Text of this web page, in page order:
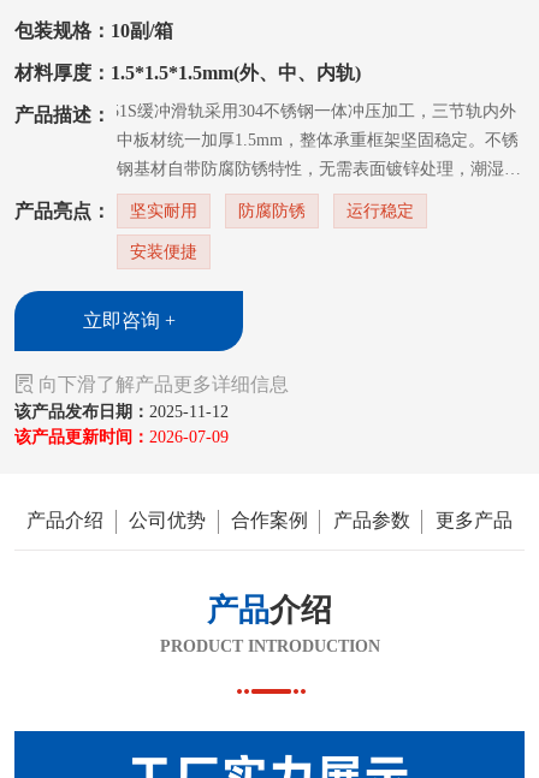
包装规格：10副/箱
材料厚度：1.5*1.5*1.5mm(外、中、内轨)
产品描述：E1551S缓冲滑轨采用304不锈钢一体冲压加工，三节轨内外
中板材统一加厚1.5mm，整体承重框架坚固稳定。不锈
钢基材自带防腐防锈特性，无需表面镀锌处理，潮湿工
况长期使用耐磨不易氧化。标准51mm轨宽，单边预留
标准装配间隙，适配中小型工控机柜、自动化设备装
配。全系列长度覆盖10至80寸，轨道内置阻尼缓冲组
产品亮点： 坚实耐用 防腐防锈 运行稳定
安装便捷
立即咨询 +
 向下滑了解产品更多详细信息
该产品发布日期： 2025-11-12
该产品更新时间： 2026-07-09
产品介绍 公司优势 合作案例 产品参数 更多产品
产品介绍
PRODUCT INTRODUCTION